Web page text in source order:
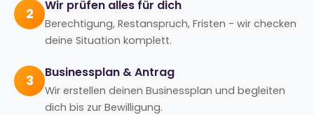
2 Wir prüfen alles für dich
Berechtigung, Restanspruch, Fristen - wir checken
deine Situation komplett.
3 Businessplan & Antrag
Wir erstellen deinen Businessplan und begleiten
dich bis zur Bewilligung.